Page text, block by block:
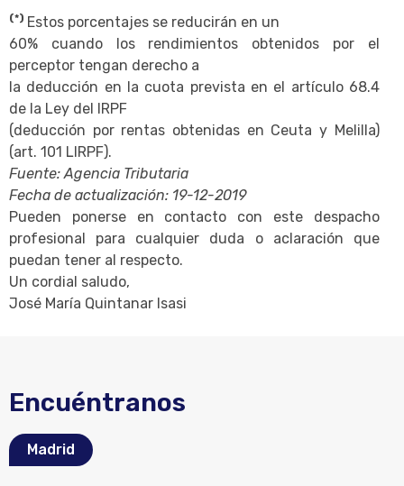
(*) Estos porcentajes se reducirán en un
60% cuando los rendimientos obtenidos por el
perceptor tengan derecho a
la deducción en la cuota prevista en el artículo 68.4
de la Ley del IRPF
(deducción por rentas obtenidas en Ceuta y Melilla)
(art. 101 LIRPF).
Fuente: Agencia Tributaria
Fecha de actualización: 19-12-2019
Pueden ponerse en contacto con este despacho
profesional para cualquier duda o aclaración que
puedan tener al respecto.
Un cordial saludo,
José María Quintanar Isasi
Encuéntranos
Madrid